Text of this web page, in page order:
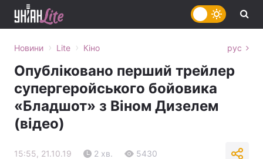
Новини › Lite › Кіно рус
Опубліковано перший трейлер
супергеройського бойовика
«Бладшот» з Віном Дизелем
(відео)
15:55, 21.10.19 2 хв. 5430